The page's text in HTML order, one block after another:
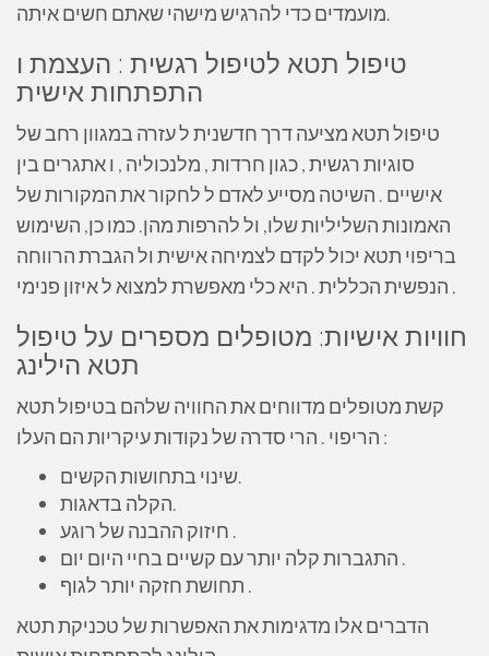
מועמדים כדי להרגיש מישהי שאתם חשים איתה.
טיפול תטא לטיפול רגשית : העצמת ו
התפתחות אישית
טיפול תטא מציעה דרך חדשנית ל עזרה במגוון רחב של
סוגיות רגשית , כגון חרדות , מלנכוליה , ו אתגרים בין
אישיים . השיטה מסייע לאדם ל לחקור את המקורות של
האמונות השליליות שלו, ול להרפות מהן. כמו כן, השימוש
בריפוי תטא יכול לקדם לצמיחה אישית ול הגברת הרווחה
הנפשית הכללית . היא כלי מאפשרת למצוא ל איזון פנימי .
חוויות אישיות: מטופלים מספרים על טיפול
תטא הילינג
קשת מטופלים מדווחים את החוויה שלהם בטיפול תטא
הריפוי . הרי סדרה של נקודות עיקריות הם העלו :
שינוי בתחושות הקשים.
הקלה בדאגות.
חיזוק ההבנה של רוגע .
התגברות קלה יותר עם קשיים בחיי היום יום .
תחושת חזקה יותר לגוף .
הדברים אלו מדגימות את האפשרות של טכניקת תטא